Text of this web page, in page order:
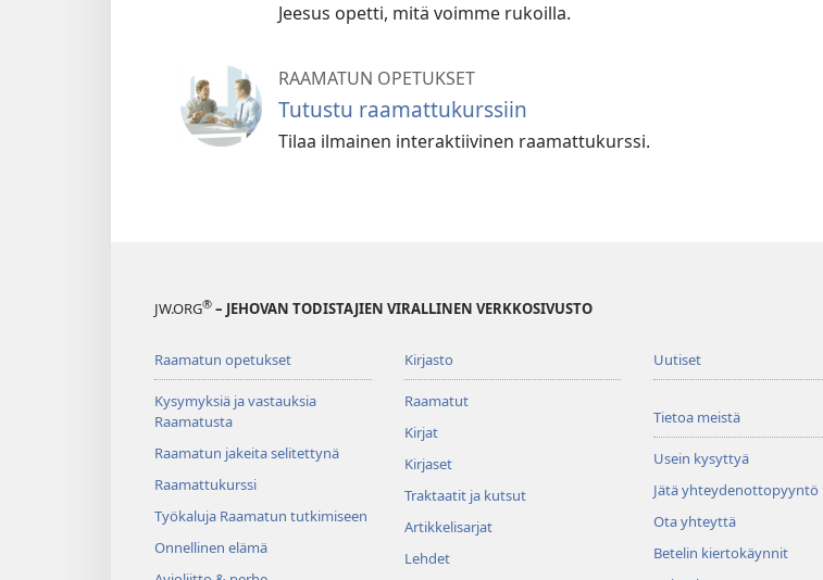
Jeesus opetti, mitä voimme rukoilla.
RAAMATUN OPETUKSET
Tutustu raamattukurssiin
Tilaa ilmainen interaktiivinen raamattukurssi.
JW.ORG® – JEHOVAN TODISTAJIEN VIRALLINEN VERKKOSIVUSTO
Raamatun opetukset
Kysymyksiä ja vastauksia
Raamatusta
Raamatun jakeita selitettynä
Raamattukurssi
Työkaluja Raamatun tutkimiseen
Onnellinen elämä
Kirjasto
Raamatut
Kirjat
Kirjaset
Traktaatit ja kutsut
Artikkelisarjat
Lehdet
Uutiset
Tietoa meistä
Usein kysyttyä
Jätä yhteydenottopyyntö
Ota yhteyttä
Betelin kiertokäynnit